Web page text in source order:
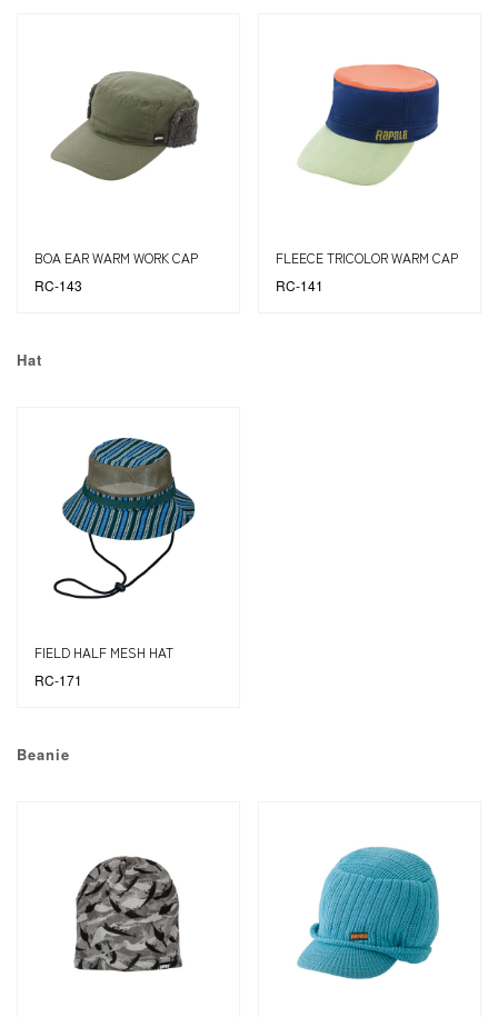
BOA EAR WARM WORK CAP
RC-143
FLEECE TRICOLOR WARM CAP
RC-141
Hat
FIELD HALF MESH HAT
RC-171
Beanie